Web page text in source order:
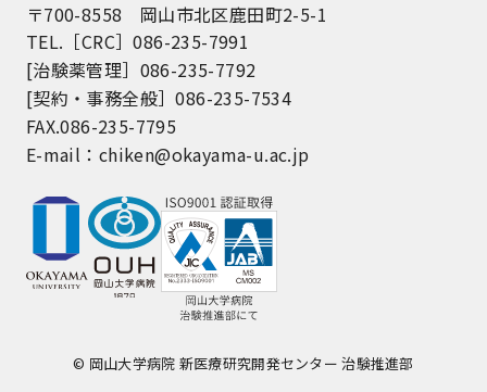
〒700-8558 岡山市北区鹿田町2-5-1
TEL.［CRC］086-235-7991
[治験薬管理］086-235-7792
[契約・事務全般］086-235-7534
FAX.086-235-7795
E-mail： chiken@okayama-u.ac.jp
© 岡山大学病院 新医療研究開発センター 治験推進部